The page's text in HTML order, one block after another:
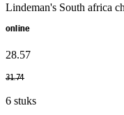
Lindeman's South africa
online
28.57
31.74
6 stuks